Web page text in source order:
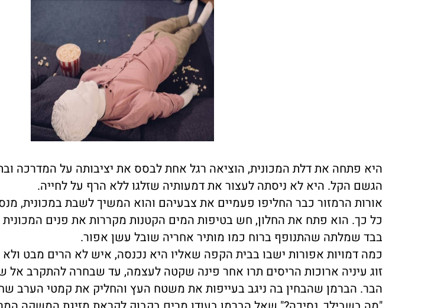
היא פתחה את דלת המכונית, הוציאה רגל אחת לבסס את יציבותה על המדרכה
הגשם הקל. היא לא ניסתה לעצור את דמעותיה שזלגו ללא הרף על לחייה.
אורות הרמזור כבר החליפו פעמיים את צבעיהם והוא המשיך לשבת במכונית,
כל כך. הוא פתח את החלון, חש בטיפות המים הקטנות מקררות את פנים המכונית
בבד שמלתה שהתנופף ברוח כמו מותיר אחריה שובל עשן אפור.
כמה דמויות אפורות ישבו בבית הקפה שאליו היא נכנסה, איש לא הרים מבט
זוג עיניה ארוכות הריסים תרו אחר פינה שקטה לעצמה, עד שבחרה להתקרב אל
הבר. הברמן שהבחין בה ניגב בעייפות את משטח העץ והחליק את קמטי הערב